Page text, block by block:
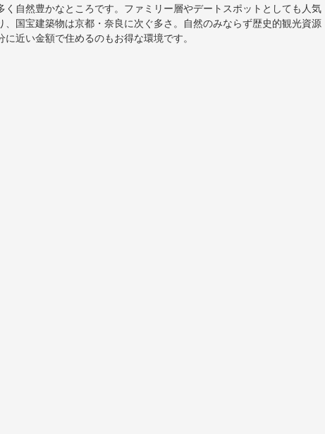
自然豊かなところです。ファミリー層やデートスポットとしても人気
国宝建築物は京都・奈良に次ぐ多さ。自然のみならず歴史的観光資源
近い金額で住めるのもお得な環境です。